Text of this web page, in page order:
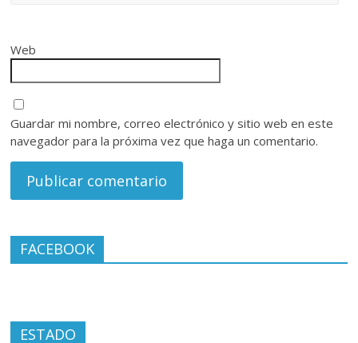
Web
Guardar mi nombre, correo electrónico y sitio web en este
navegador para la próxima vez que haga un comentario.
FACEBOOK
ESTADO